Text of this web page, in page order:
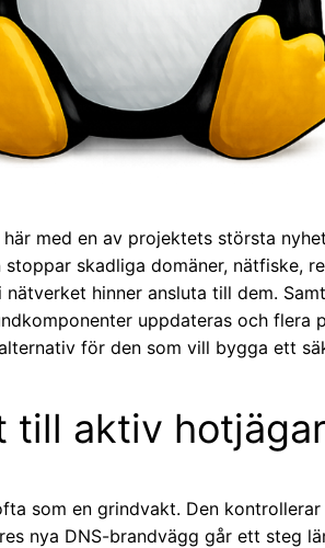
med en av projektets största
skadliga domäner, nätfiske,
nätverket hinner ansluta till dem.
uppdateras och flera
för den som vill bygga ett
till aktiv
som en grindvakt. Den
nya DNS-brandvägg går ett steg